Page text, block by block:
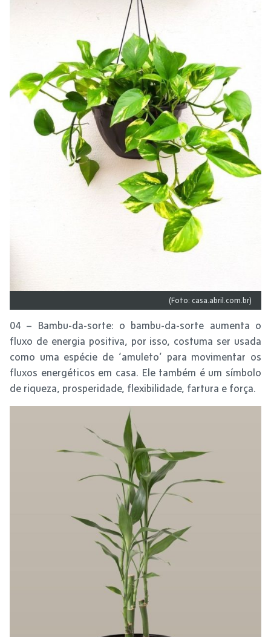
(Foto: casa.abril.com.br)
04 – Bambu-da-sorte: o bambu-da-sorte aumenta o
fluxo de energia positiva, por isso, costuma ser usada
como uma espécie de ‘amuleto’ para movimentar os
fluxos energéticos em casa. Ele também é um símbolo
de riqueza, prosperidade, flexibilidade, fartura e força.